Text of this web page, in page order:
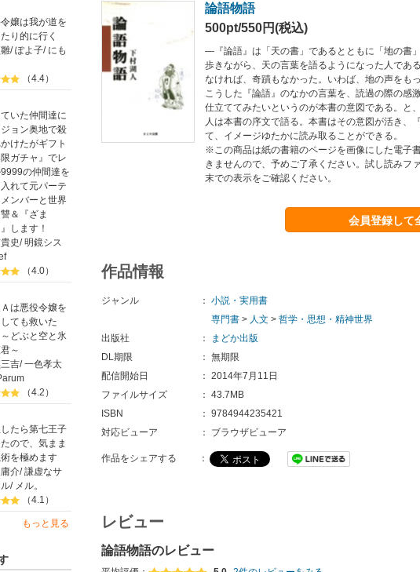
嬢は我が道を
り的に行く
/ぽよ子/ にも
（4.4）
いた仲間達に
ョン奥地で殺
けたがギフト
限ガチャ』でレ
の仲間達を
れて元パーテ
メンバーと世界
＆『ざま
します！
史/明鏡シス
（4.0）
は悪役令嬢を
ても救いた
どぶと空と氷
～
吉/一色孝太
（4.2）
たら第七王子
ので、気まま
を極めます
介/謙虚なサ
/ メル。
（4.1）
もっと見る
論語物語
500pt/550円(税込)
―『論語』は「天の書」であるとともに「地の書
歩きながら、天の言葉を語るようになった人であ
なければ、奇蹟もなかった。いわば、地の声をも
こうした『論語』のなかの言葉を、読過の際の感
仕立ててみたいというのが本書の意図である。と
人は本書の序文で語る。本書はその意図が活き、
て、イメージゆたかに読み取ることができる。
※この商品は紙の書籍のページを画像にした電子
きませんので、予めご了承ください。試し読みフ
末での表示をご確認ください。
会員登録して
作品情報
ジャンル ： 小説・実用書
専門書 > 人文 > 哲学・思想・精神世界
出版社
：
まどか出版
DL期限
： 無期限
配信開始日
： 2014年7月11日
ファイルサイズ
： 43.7MB
ISBN
： 9784944235421
対応ビューア
： ブラウザビューア
作品をシェアする ：
レビュー
論語物語のレビュー